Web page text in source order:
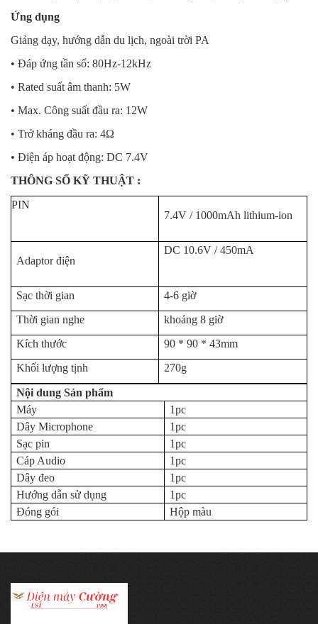
Ứng dụng
Giảng dạy, hướng dẫn du lịch, ngoài trời PA
• Đáp ứng tần số: 80Hz-12kHz
• Rated suất âm thanh: 5W
• Max. Công suất đầu ra: 12W
• Trở kháng đầu ra: 4Ω
• Điện áp hoạt động: DC 7.4V
THÔNG SỐ KỸ THUẬT :
PIN
7.4V / 1000mAh lithium-ion
Adaptor điện
DC 10.6V / 450mA
Sạc thời gian
4-6 giờ
Thời gian nghe
khoảng 8 giờ
Kích thước
90 * 90 * 43mm
Khối lượng tịnh
270g
Nội dung Sản phẩm
Máy
1pc
Dây Microphone
1pc
Sạc pin
1pc
Cáp Audio
1pc
Dây đeo
1pc
Hướng dẫn sử dụng
1pc
Đóng gói
Hộp màu